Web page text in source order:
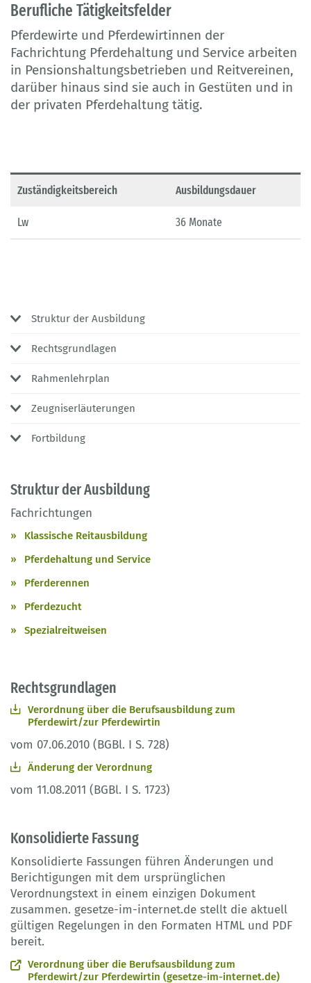
Berufliche Tätigkeitsfelder
Pferdewirte und Pferdewirtinnen der
Fachrichtung Pferdehaltung und Service arbeiten
in Pensionshaltungsbetrieben und Reitvereinen,
darüber hinaus sind sie auch in Gestüten und in
der privaten Pferdehaltung tätig.
Zuständigkeitsbereich Ausbildungsdauer
Lw 36 Monate
Struktur der Ausbildung
Rechtsgrundlagen
Rahmenlehrplan
Zeugniserläuterungen
Fortbildung
Struktur der Ausbildung
Fachrichtungen
Klassische Reitausbildung
Pferdehaltung und Service
Pferderennen
Pferdezucht
Spezialreitweisen
Rechtsgrundlagen
Verordnung über die Berufsausbildung zum
Pferdewirt/zur Pferdewirtin
vom 07.06.2010 (BGBl. I S. 728)
Änderung der Verordnung
vom 11.08.2011 (BGBl. I S. 1723)
Konsolidierte Fassung
Konsolidierte Fassungen führen Änderungen und
Berichtigungen mit dem ursprünglichen
Verordnungstext in einem einzigen Dokument
zusammen. gesetze-im-internet.de stellt die aktuell
gültigen Regelungen in den Formaten HTML und PDF
bereit.
Verordnung über die Berufsausbildung zum
Pferdewirt/zur Pferdewirtin (gesetze-im-internet.de)